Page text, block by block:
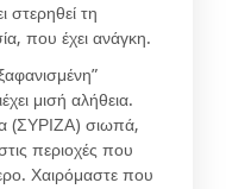
στερηθεί τη
που έχει ανάγκη.
μισή αλήθεια.
(ΣΥΡΙΖΑ) σιωπά,
περιοχές που
Χαιρόμαστε που